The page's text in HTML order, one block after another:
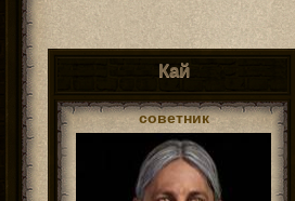
Кай
советник